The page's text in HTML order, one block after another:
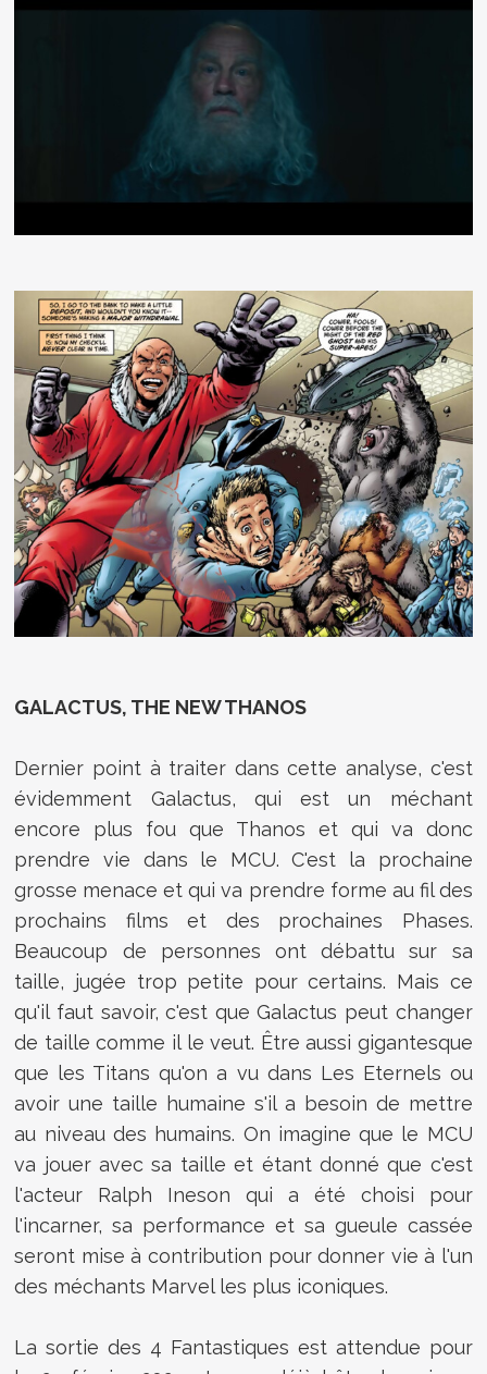
GALACTUS, THE NEW THANOS
Dernier point à traiter dans cette analyse, c'est
évidemment Galactus, qui est un méchant
encore plus fou que Thanos et qui va donc
prendre vie dans le MCU. C'est la prochaine
grosse menace et qui va prendre forme au fil des
prochains films et des prochaines Phases.
Beaucoup de personnes ont débattu sur sa
taille, jugée trop petite pour certains. Mais ce
qu'il faut savoir, c'est que Galactus peut changer
de taille comme il le veut. Être aussi gigantesque
que les Titans qu'on a vu dans Les Eternels ou
avoir une taille humaine s'il a besoin de mettre
au niveau des humains. On imagine que le MCU
va jouer avec sa taille et étant donné que c'est
l'acteur Ralph Ineson qui a été choisi pour
l'incarner, sa performance et sa gueule cassée
seront mise à contribution pour donner vie à l'un
des méchants Marvel les plus iconiques.
La sortie des 4 Fantastiques est attendue pour